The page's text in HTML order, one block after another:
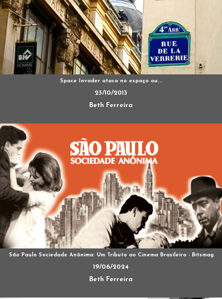
Space Invader ataca no espaço ou...
23/10/2013
Beth Ferreira
São Paulo Sociedade Anônima: Um Tributo ao Cinema Brasileiro - Bitsmag
19/06/2024
Beth Ferreira